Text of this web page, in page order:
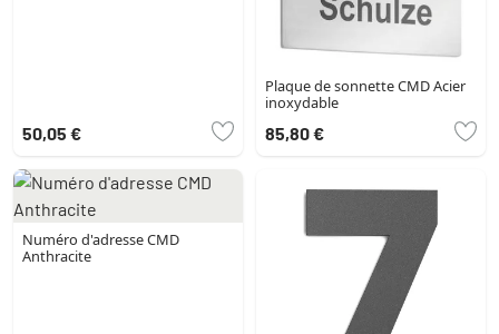
50,05 €
Plaque de sonnette CMD Acier
inoxydable
85,80 €
Numéro d'adresse CMD
Anthracite